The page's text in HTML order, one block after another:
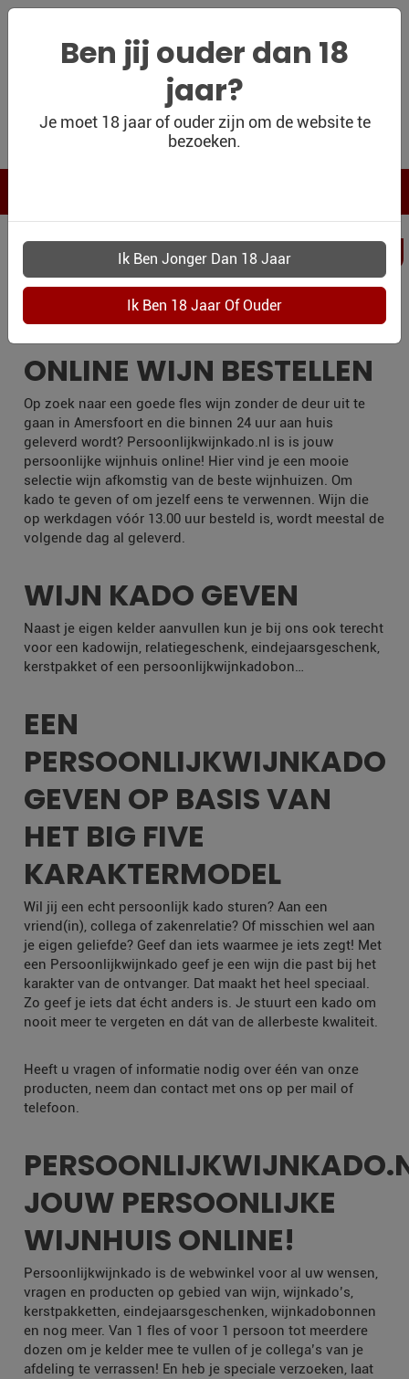
WIJNSHOP
WIJN BLOG
WIJN OUTLET
PERSOONLIJK-
WIJN-
KADOBON
CONTACT
Ben jij ouder dan 18
jaar?
Je moet 18 jaar of ouder zijn om de website te
bezoeken.
AMERSFOORT
ONLINE WIJN BESTELLEN
Op zoek naar een goede fles wijn zonder de deur uit te
gaan in Amersfoort en die binnen 24 uur aan huis
geleverd wordt? Persoonlijkwijnkado.nl is is jouw
persoonlijke wijnhuis online! Hier vind je een mooie
selectie wijn afkomstig van de beste wijnhuizen. Om
kado te geven of om jezelf eens te verwennen. Wijn die
op werkdagen vóór 13.00 uur besteld is, wordt meestal de
volgende dag al geleverd.
WIJN KADO GEVEN
Naast je eigen kelder aanvullen kun je bij ons ook terecht
voor een kadowijn, relatiegeschenk, eindejaarsgeschenk,
kerstpakket of een persoonlijkwijnkadobon…
EEN
PERSOONLIJKWIJNKADO
GEVEN OP BASIS VAN
HET BIG FIVE
KARAKTERMODEL
Wil jij een echt persoonlijk kado sturen? Aan een
vriend(in), collega of zakenrelatie? Of misschien wel aan
je eigen geliefde? Geef dan iets waarmee je iets zegt! Met
een Persoonlijkwijnkado geef je een wijn die past bij het
karakter van de ontvanger. Dat maakt het heel speciaal.
Zo geef je iets dat écht anders is. Je stuurt een kado om
nooit meer te vergeten en dát van de allerbeste kwaliteit.
Heeft u vragen of informatie nodig over één van onze
producten, neem dan contact met ons op per mail of
telefoon.
JOUW PERSOONLIJKE
WIJNHUIS ONLINE!
Persoonlijkwijnkado is de webwinkel voor al uw wensen,
vragen en producten op gebied van wijn, wijnkado’s,
kerstpakketten, eindejaarsgeschenken, wijnkadobonnen
en nog meer. Van 1 fles of voor 1 persoon tot meerdere
dozen om je kelder mee te vullen of je collega’s van je
afdeling te verrassen! En heb je speciale verzoeken, laat